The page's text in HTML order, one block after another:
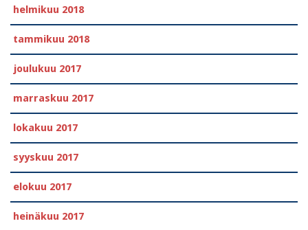
helmikuu 2018
tammikuu 2018
joulukuu 2017
marraskuu 2017
lokakuu 2017
syyskuu 2017
elokuu 2017
heinäkuu 2017